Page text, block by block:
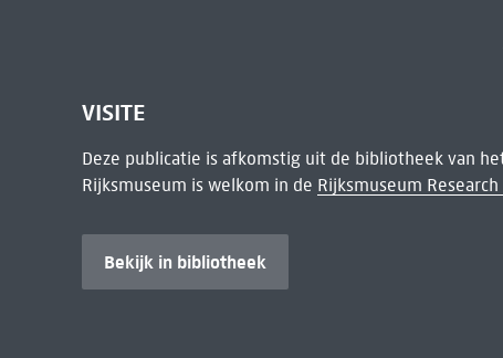
VISITE
Deze publicatie is afkomstig uit de bibliotheek van
Rijksmuseum is welkom in de Rijksmuseum
Bekijk in bibliotheek